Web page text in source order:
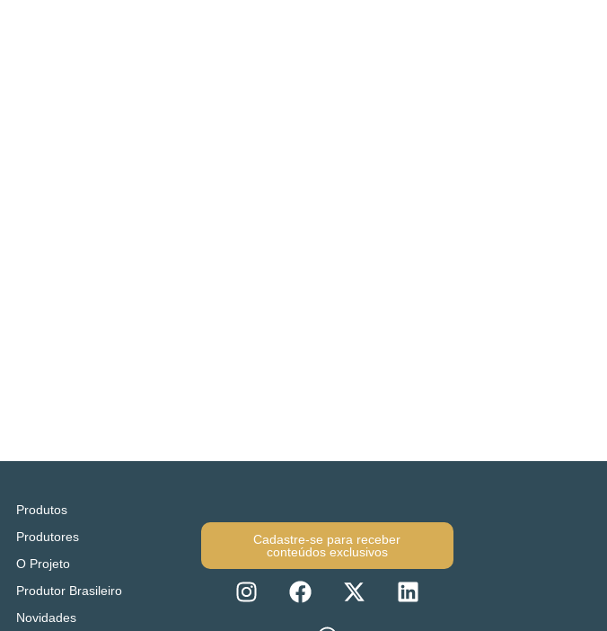
Produtos
Produtores
O Projeto
Produtor Brasileiro
Novidades
Cadastre-se para receber
conteúdos exclusivos